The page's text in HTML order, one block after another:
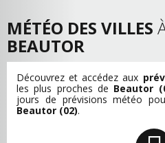
MÉTÉO DES VILLES
BEAUTOR
Découvrez et accédez aux
les plus proches de Beautor
jours de prévisions météo
Beautor (02).